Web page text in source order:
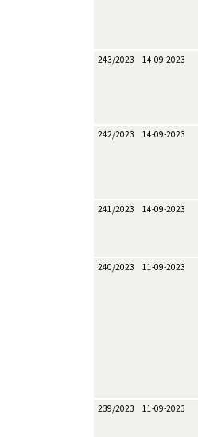
243/2023 14-09-2023
242/2023 14-09-2023
241/2023 14-09-2023
240/2023 11-09-2023
239/2023 11-09-2023